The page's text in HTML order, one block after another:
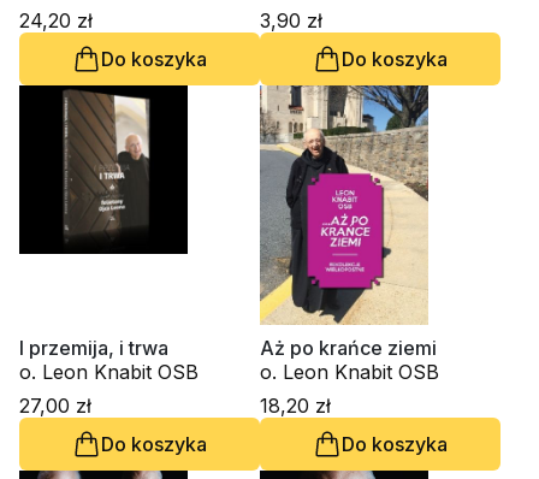
24,20 zł
Do koszyka
3,90 zł
Do koszyka
I przemija, i trwa
o. Leon Knabit OSB
27,00 zł
Do koszyka
Aż po krańce ziemi
o. Leon Knabit OSB
18,20 zł
Do koszyka